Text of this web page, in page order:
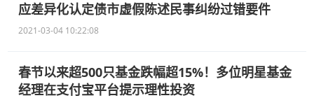
应差异化认定债市虚假陈述民事纠纷过错要件
2021-03-04 10:22:08
春节以来超500只基金跌幅超15%！多位明星基金
经理在支付宝平台提示理性投资